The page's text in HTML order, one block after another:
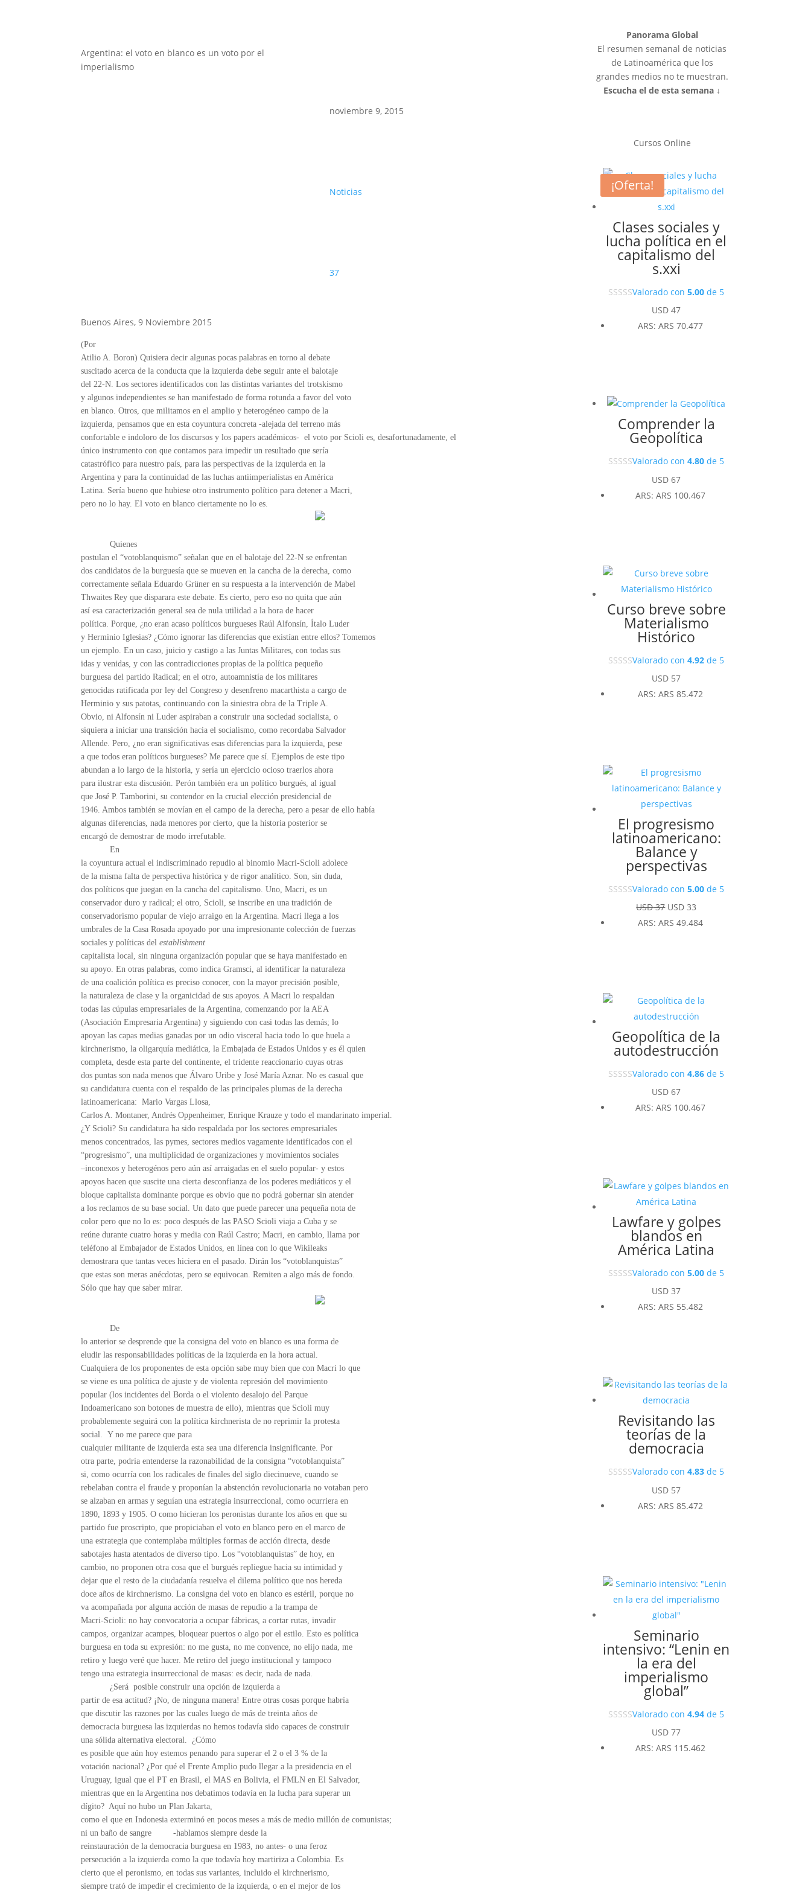
Argentina: el voto en blanco es un voto por el
imperialismo
noviembre 9, 2015
Noticias
37
Buenos Aires, 9 Noviembre 2015
(Por
Atilio A. Boron) Quisiera decir algunas pocas palabras en torno al debate
suscitado acerca de la conducta que la izquierda debe seguir ante el balotaje
del 22-N. Los sectores identificados con las distintas variantes del trotskismo
y algunos independientes se han manifestado de forma rotunda a favor del voto
en blanco. Otros, que militamos en el amplio y heterogéneo campo de la
izquierda, pensamos que en esta coyuntura concreta -alejada del terreno más
confortable e indoloro de los discursos y los papers académicos- el voto por Scioli es, desafortunadamente, el
único instrumento con que contamos para impedir un resultado que sería
catastrófico para nuestro país, para las perspectivas de la izquierda en la
Argentina y para la continuidad de las luchas antiimperialistas en América
Latina. Sería bueno que hubiese otro instrumento político para detener a Macri,
pero no lo hay. El voto en blanco ciertamente no lo es.
Quienes
postulan el “votoblanquismo” señalan que en el balotaje del 22-N se enfrentan
dos candidatos de la burguesía que se mueven en la cancha de la derecha, como
correctamente señala Eduardo Grüner en su respuesta a la intervención de Mabel
Thwaites Rey que disparara este debate. Es cierto, pero eso no quita que aún
así esa caracterización general sea de nula utilidad a la hora de hacer
política. Porque, ¿no eran acaso políticos burgueses Raúl Alfonsín, Ítalo Luder
y Herminio Iglesias? ¿Cómo ignorar las diferencias que existían entre ellos? Tomemos
un ejemplo. En un caso, juicio y castigo a las Juntas Militares, con todas sus
idas y venidas, y con las contradicciones propias de la política pequeño
burguesa del partido Radical; en el otro, autoamnistía de los militares
genocidas ratificada por ley del Congreso y desenfreno macarthista a cargo de
Herminio y sus patotas, continuando con la siniestra obra de la Triple A.
Obvio, ni Alfonsín ni Luder aspiraban a construir una sociedad socialista, o
siquiera a iniciar una transición hacia el socialismo, como recordaba Salvador
Allende. Pero, ¿no eran significativas esas diferencias para la izquierda, pese
a que todos eran políticos burgueses? Me parece que sí. Ejemplos de este tipo
abundan a lo largo de la historia, y sería un ejercicio ocioso traerlos ahora
para ilustrar esta discusión. Perón también era un político burgués, al igual
que José P. Tamborini, su contendor en la crucial elección presidencial de
1946. Ambos también se movían en el campo de la derecha, pero a pesar de ello había
algunas diferencias, nada menores por cierto, que la historia posterior se
encargó de demostrar de modo irrefutable.
En
la coyuntura actual el indiscriminado repudio al binomio Macri-Scioli adolece
de la misma falta de perspectiva histórica y de rigor analítico. Son, sin duda,
dos políticos que juegan en la cancha del capitalismo. Uno, Macri, es un
conservador duro y radical; el otro, Scioli, se inscribe en una tradición de
conservadorismo popular de viejo arraigo en la Argentina. Macri llega a los
umbrales de la Casa Rosada apoyado por una impresionante colección de fuerzas
sociales y políticas delestablishment
capitalista local, sin ninguna organización popular que se haya manifestado en
su apoyo. En otras palabras, como indica Gramsci, al identificar la naturaleza
de una coalición política es preciso conocer, con la mayor precisión posible,
la naturaleza de clase y la organicidad de sus apoyos. A Macri lo respaldan
todas las cúpulas empresariales de la Argentina, comenzando por la AEA
(Asociación Empresaria Argentina) y siguiendo con casi todas las demás; lo
apoyan las capas medias ganadas por un odio visceral hacia todo lo que huela a
kirchnerismo, la oligarquía mediática, la Embajada de Estados Unidos y es él quien
completa, desde esta parte del continente, el tridente reaccionario cuyas otras
dos puntas son nada menos que Álvaro Uribe y José María Aznar. No es casual que
su candidatura cuenta con el respaldo de las principales plumas de la derecha
latinoamericana: Mario Vargas Llosa,
Carlos A. Montaner, Andrés Oppenheimer, Enrique Krauze y todo el mandarinato imperial.
¿Y Scioli? Su candidatura ha sido respaldada por los sectores empresariales
menos concentrados, las pymes, sectores medios vagamente identificados con el
“progresismo”, una multiplicidad de organizaciones y movimientos sociales
–inconexos y heterogénos pero aún así arraigadas en el suelo popular- y estos
apoyos hacen que suscite una cierta desconfianza de los poderes mediáticos y el
bloque capitalista dominante porque es obvio que no podrá gobernar sin atender
a los reclamos de su base social. Un dato que puede parecer una pequeña nota de
color pero que no lo es: poco después de las PASO Scioli viaja a Cuba y se
reúne durante cuatro horas y media con Raúl Castro; Macri, en cambio, llama por
teléfono al Embajador de Estados Unidos, en línea con lo que Wikileaks
demostrara que tantas veces hiciera en el pasado. Dirán los “votoblanquistas”
que estas son meras anécdotas, pero se equivocan. Remiten a algo más de fondo.
Sólo que hay que saber mirar.
De
lo anterior se desprende que la consigna del voto en blanco es una forma de
eludir las responsabilidades políticas de la izquierda en la hora actual.
Cualquiera de los proponentes de esta opción sabe muy bien que con Macri lo que
se viene es una política de ajuste y de violenta represión del movimiento
popular (los incidentes del Borda o el violento desalojo del Parque
Indoamericano son botones de muestra de ello), mientras que Scioli muy
probablemente seguirá con la política kirchnerista de no reprimir la protesta
social. Y no me parece que para
cualquier militante de izquierda esta sea una diferencia insignificante. Por
otra parte, podría entenderse la razonabilidad de la consigna “votoblanquista”
si, como ocurría con los radicales de finales del siglo diecinueve, cuando se
rebelaban contra el fraude y proponían la abstención revolucionaria no votaban pero
se alzaban en armas y seguían una estrategia insurreccional, como ocurriera en
1890, 1893 y 1905. O como hicieran los peronistas durante los años en que su
partido fue proscripto, que propiciaban el voto en blanco pero en el marco de
una estrategia que contemplaba múltiples formas de acción directa, desde
sabotajes hasta atentados de diverso tipo. Los “votoblanquistas” de hoy, en
cambio, no proponen otra cosa que el burgués repliegue hacia su intimidad y
dejar que el resto de la ciudadanía resuelva el dilema político que nos hereda
doce años de kirchnerismo. La consigna del voto en blanco es estéril, porque no
va acompañada por alguna acción de masas de repudio a la trampa de
Macri-Scioli: no hay convocatoria a ocupar fábricas, a cortar rutas, invadir
campos, organizar acampes, bloquear puertos o algo por el estilo. Esto es política
burguesa en toda su expresión: no me gusta, no me convence, no elijo nada, me
retiro y luego veré que hacer. Me retiro del juego institucional y tampoco
tengo una estrategia insurreccional de masas: es decir, nada de nada.
¿Será posible construir una opción de izquierda a
partir de esa actitud? ¡No, de ninguna manera! Entre otras cosas porque habría
que discutir las razones por las cuales luego de más de treinta años de
democracia burguesa las izquierdas no hemos todavía sido capaces de construir
una sólida alternativa electoral. ¿Cómo
es posible que aún hoy estemos penando para superar el 2 o el 3 % de la
votación nacional? ¿Por qué el Frente Amplio pudo llegar a la presidencia en el
Uruguay, igual que el PT en Brasil, el MAS en Bolivia, el FMLN en El Salvador,
mientras que en la Argentina nos debatimos todavía en la lucha para superar un
dígito? Aquí no hubo un Plan Jakarta,
como el que en Indonesia exterminó en pocos meses a más de medio millón de comunistas;
ni un baño de sangre -hablamos siempre desde la
reinstauración de la democracia burguesa en 1983, no antes- o una feroz
persecución a la izquierda como la que todavía hoy martiriza a Colombia. Es
cierto que el peronismo, en todas sus variantes, incluido el kirchnerismo,
siempre trató de impedir el crecimiento de la izquierda, o en el mejor de los
Panorama Global
El resumen semanal de noticias
de Latinoamérica que los
grandes medios no te muestran.
Escucha el de esta semana ↓
Cursos Online
Clases sociales y
lucha política en el
capitalismo del
s.xxi
Valorado con5.00 de 5
USD 47
ARS:ARS 70.477
Comprender la
Geopolítica
Valorado con4.80 de 5
USD 67
ARS:ARS 100.467
Curso breve sobre
Materialismo
Histórico
Valorado con4.92 de 5
USD 57
ARS:ARS 85.472
¡Oferta!
El progresismo
latinoamericano:
Balance y
perspectivas
Valorado con5.00 de 5
USD37 El
precio
USD 33
precio
ARS:ARS 49.484
Geopolítica de la
autodestrucción
Valorado con4.86 de 5
USD 67
ARS:ARS 100.467
Lawfare y golpes
blandos en
América Latina
Valorado con5.00 de 5
USD 37
ARS:ARS 55.482
Revisitando las
teorías de la
democracia
Valorado con4.83 de 5
USD 57
ARS:ARS 85.472
Seminario
intensivo: “Lenin en
la era del
imperialismo
global”
Valorado con4.94 de 5
USD 77
ARS:ARS 115.462